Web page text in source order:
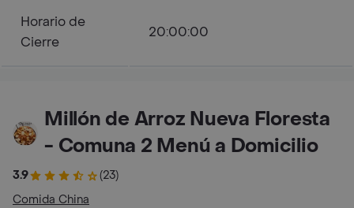
Horario de
Cierre
20:00:00
Millón de Arroz Nueva Floresta
- Comuna 2 Menú a Domicilio
3.9
(23)
Comida China